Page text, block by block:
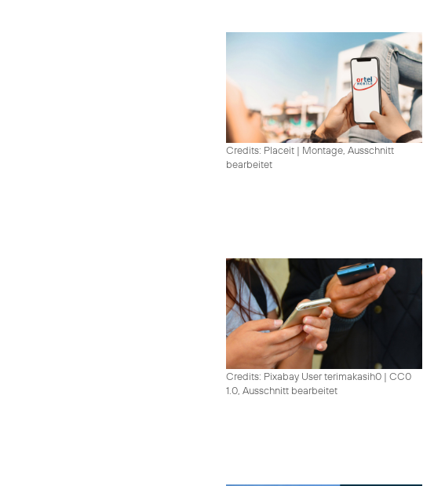
Credits: Placeit | Montage, Ausschnitt
bearbeitet
Credits: Pixabay User terimakasih0 | CC0
1.0, Ausschnitt bearbeitet